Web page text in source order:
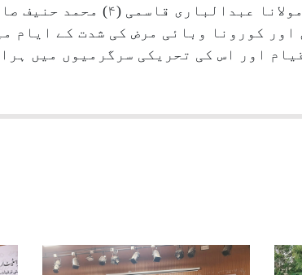
لاک ڈاؤن اور کورونا وبائی مرض کی شدت کے
جماعتی تنظیم کے قیام اور اس کی تحریکی سرگرمیوں